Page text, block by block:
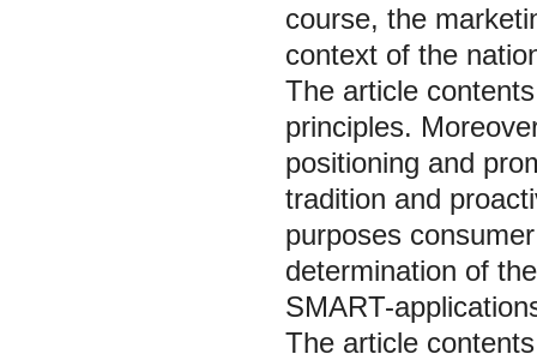
course, the
context of the
The article
principles.
positioning and
tradition and
purposes
determination of
SMART-
The article